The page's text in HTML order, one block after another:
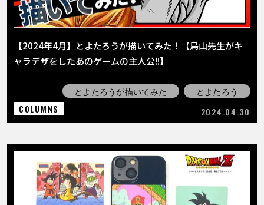
【2024年4月】とよたろうが描いてみた！【鳥山先生がキ
ャラデザをしたあのゲームの主人公!!】
とよたろうが描いてみた
とよたろう
COLUMNS
2024.04.30